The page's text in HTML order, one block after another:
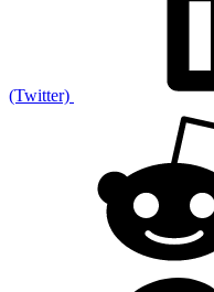
(Twitter)